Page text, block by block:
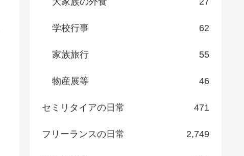
学校行事 62
家族旅行 55
物産展等 46
セミリタイアの日常 471
フリーランスの日常 2,749